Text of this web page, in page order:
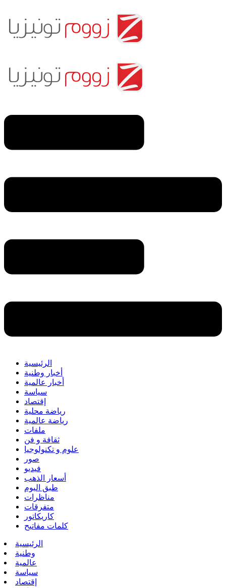
الرئيسية
أخبار وطنية
أخبار عالمية
سياسة
إقتصاد
رياضة محلية
رياضة عالمية
ملفات
ثقافة و فن
علوم و تكنولوجيا
صور
فيديو
أسعار الذهب
طبق اليوم
مناظرات
متفرقات
كاريكاتور
كلمات مفاتيح
الرئيسية
وطنية
عالمية
سياسة
إقتصاد